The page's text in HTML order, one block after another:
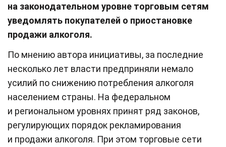
на законодательном уровне торговым сетям
уведомлять покупателей о приостановке
продажи алкоголя.
По мнению автора инициативы, за последние
несколько лет власти предприняли немало
усилий по снижению потребления алкоголя
населением страны. На федеральном
и региональном уровнях принят ряд законов,
регулирующих порядок рекламирования
и продажи алкоголя. При этом торговые сети